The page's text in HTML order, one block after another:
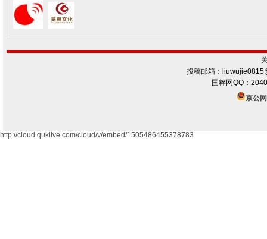
投稿邮箱：
国粹网QQ：
京公
http://cloud.quklive.com/cloud/v/embed/1505486455378783